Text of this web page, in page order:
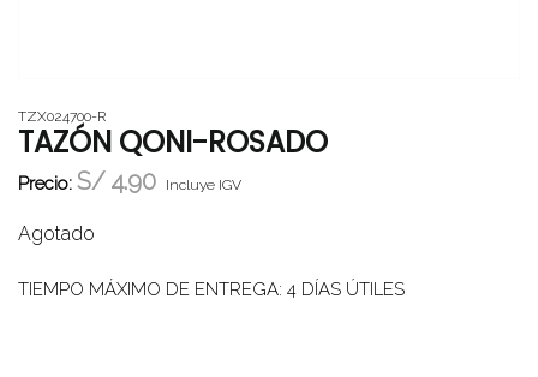
TZX024700-R
TAZÓN QONI-ROSADO
Precio: S/ 4.90 Incluye IGV
Agotado
TIEMPO MÁXIMO DE ENTREGA: 4 DÍAS ÚTILES